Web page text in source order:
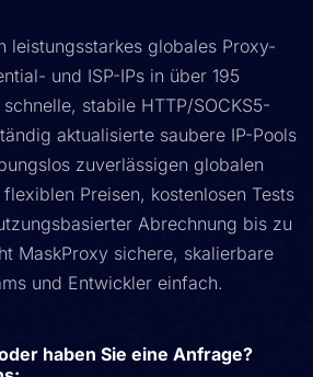
leistungsstarkes globales Proxy-
und ISP-IPs in über 195
stabile HTTP/SOCKS5-
aktualisierte saubere IP-Pools
zuverlässigen globalen
Preisen, kostenlosen Tests
Abrechnung bis zu
MaskProxy sichere, skalierbare
und Entwickler einfach.
haben Sie eine Anfrage?